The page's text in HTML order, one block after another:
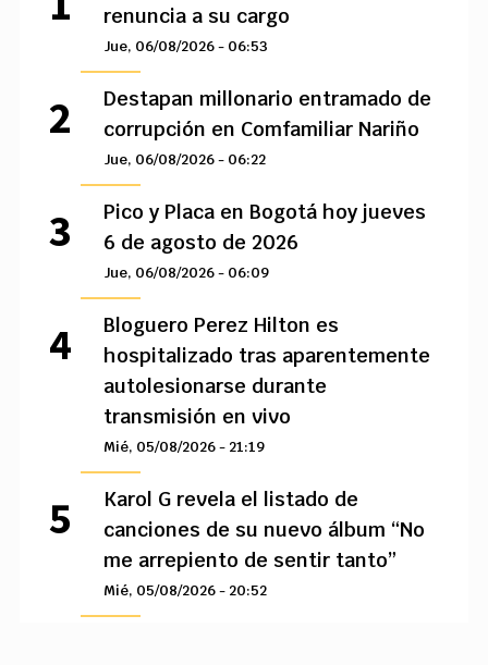
renuncia a su cargo
Jue, 06/08/2026 - 06:53
Destapan millonario entramado de
corrupción en Comfamiliar Nariño
Jue, 06/08/2026 - 06:22
Pico y Placa en Bogotá hoy jueves
6 de agosto de 2026
Jue, 06/08/2026 - 06:09
Bloguero Perez Hilton es
hospitalizado tras aparentemente
autolesionarse durante
transmisión en vivo
Mié, 05/08/2026 - 21:19
Karol G revela el listado de
canciones de su nuevo álbum “No
me arrepiento de sentir tanto”
Mié, 05/08/2026 - 20:52